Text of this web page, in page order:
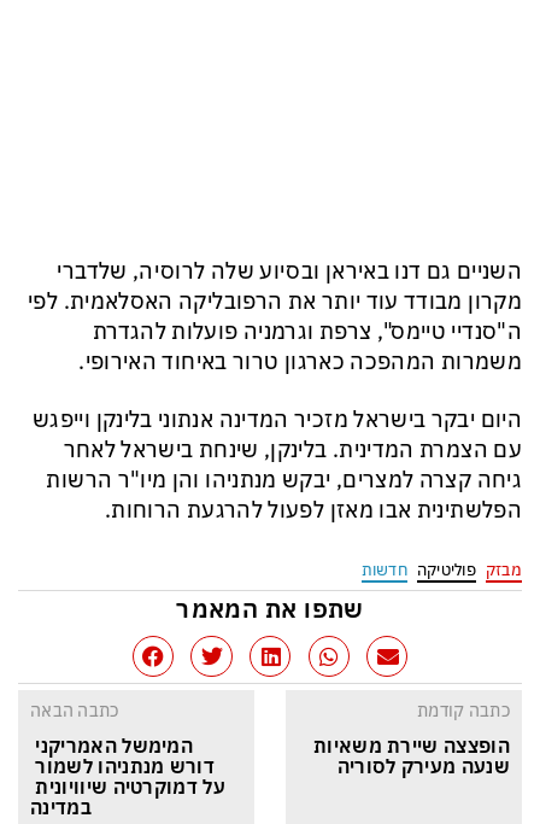
השניים גם דנו באיראן ובסיוע שלה לרוסיה, שלדברי
מקרון מבודד עוד יותר את הרפובליקה האסלאמית. לפי
ה"סנדיי טיימס", צרפת וגרמניה פועלות להגדרת
משמרות המהפכה כארגון טרור באיחוד האירופי.
היום יבקר בישראל מזכיר המדינה אנתוני בלינקן וייפגש
עם הצמרת המדינית. בלינקן, שינחת בישראל לאחר
גיחה קצרה למצרים, יבקש מנתניהו והן מיו"ר הרשות
הפלשתינית אבו מאזן לפעול להרגעת הרוחות.
מבזק פוליטיקה חדשות
שתפו את המאמר
כתבה קודמת
הופצצה שיירת משאיות
שנעה מעירק לסוריה
כתבה הבאה
המימשל האמריקני
דורש מנתניהו לשמור
על דמוקרטיה שיוויונית
במדינה